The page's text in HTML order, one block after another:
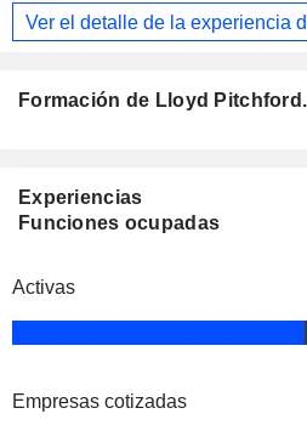
Ver el detalle de la experiencia
Formación de Lloyd Pitchford.
Experiencias
Funciones ocupadas
Activas
Empresas cotizadas